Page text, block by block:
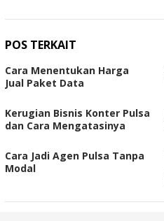
POS TERKAIT
Cara Menentukan Harga
Jual Paket Data
Kerugian Bisnis Konter Pulsa
dan Cara Mengatasinya
Cara Jadi Agen Pulsa Tanpa
Modal